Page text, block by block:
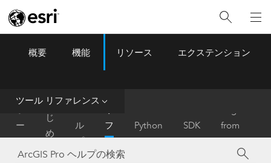
ArcGIS Pro Menu
概要 機能 リソース エクステンション
ツール リファレンス
ー
ム
は
じ
め
に
ル
プ
フ
ァ
レ
Python SDK
from
ArcMap